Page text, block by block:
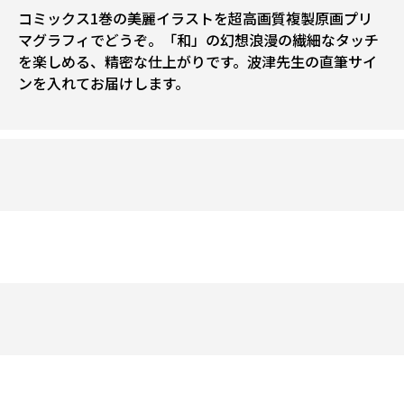
コミックス1巻の美麗イラストを超高画質複製原画プリ
マグラフィでどうぞ。「和」の幻想浪漫の繊細なタッチ
を楽しめる、精密な仕上がりです。波津先生の直筆サイ
ンを入れてお届けします。